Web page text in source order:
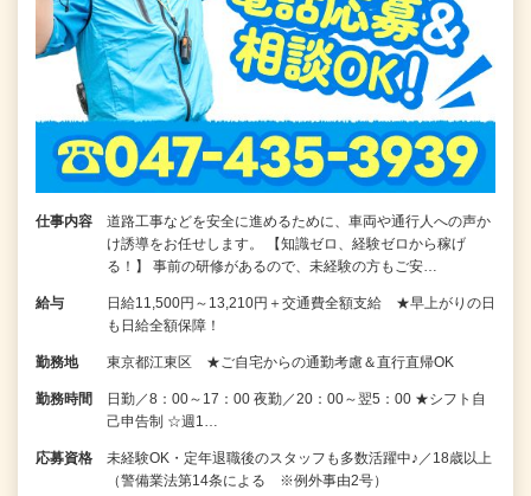
仕事内容
道路工事などを安全に進めるために、車両や通行人への声か
け誘導をお任せします。 【知識ゼロ、経験ゼロから稼げ
る！】 事前の研修があるので、未経験の方もご安…
給与
日給11,500円～13,210円＋交通費全額支給 ★早上がりの日
も日給全額保障！
勤務地 東京都江東区 ★ご自宅からの通勤考慮＆直行直帰OK
勤務時間
日勤／8：00～17：00 夜勤／20：00～翌5：00 ★シフト自
己申告制 ☆週1…
応募資格
未経験OK・定年退職後のスタッフも多数活躍中♪／18歳以上
（警備業法第14条による ※例外事由2号）